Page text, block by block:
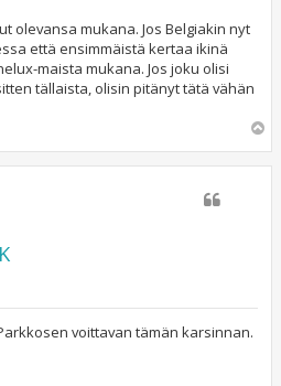
olevansa mukana. Jos Belgiakin nyt
että ensimmäistä kertaa ikinä
maista mukana. Jos joku olisi
tällaista, olisin pitänyt tätä vähän
ö
voittavan tämän karsinnan.